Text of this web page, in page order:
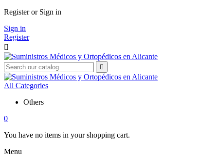
Register or Sign in
Sign in
Register


All Categories
Others
0
You have no items in your shopping cart.
Menu